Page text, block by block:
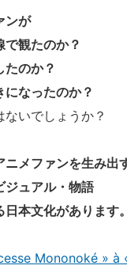
ンが
で観たのか？
たのか？
になったのか？
いでしょうか？
メファンを生み出
ジュアル・物語
本文化があります。
Mononoké » à